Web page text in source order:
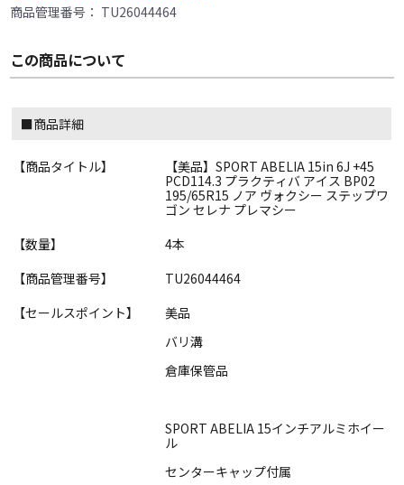
商品管理番号： TU26044464
この商品について
■商品詳細
【商品タイトル】
【美品】SPORT ABELIA 15in 6J +45
PCD114.3 プラクティバ アイス BP02
195/65R15 ノア ヴォクシー ステップワ
ゴン セレナ プレマシー
【数量】
4本
【商品管理番号】
TU26044464
【セールスポイント】
美品
バリ溝
倉庫保管品
SPORT ABELIA 15インチアルミホイー
ル
センターキャップ付属